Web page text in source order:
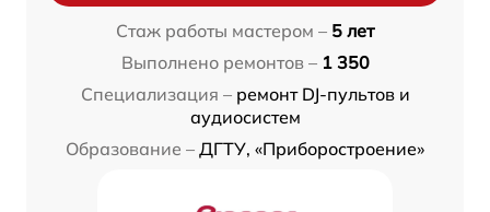
Стаж работы мастером – 5 лет
Выполнено ремонтов – 1 350
Специализация – ремонт DJ-пультов и
аудиосистем
Образование – ДГТУ, «Приборостроение»